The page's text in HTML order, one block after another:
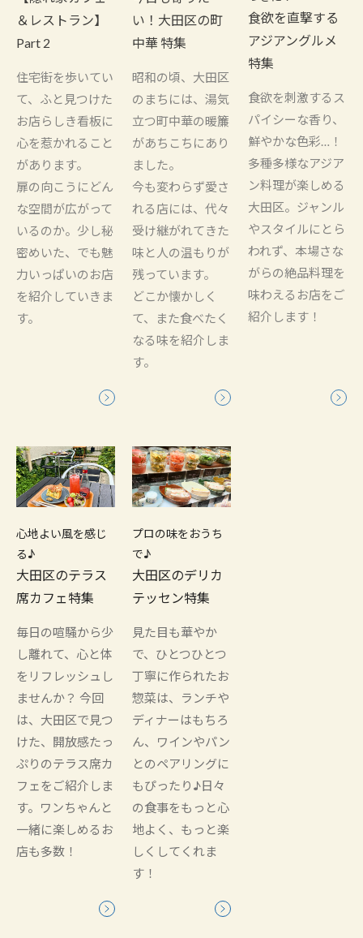
＆レストラン】
Part 2
住宅街を歩いてい
て、ふと見つけた
お店らしき看板に
心を惹かれること
があります。
扉の向こうにどん
な空間が広がって
いるのか。少し秘
密めいた、でも魅
力いっぱいのお店
を紹介していきま
す。
い！大田区の町
中華 特集
昭和の頃、大田区
のまちには、湯気
立つ町中華の暖簾
があちこちにあり
ました。
今も変わらず愛さ
れる店には、代々
受け継がれてきた
味と人の温もりが
残っています。
どこか懐かしく
て、また食べたく
なる味を紹介しま
す。
食欲を直撃する
アジアングルメ
特集
食欲を刺激するス
パイシーな香り、
鮮やかな色彩…！
多種多様なアジア
ン料理が楽しめる
大田区。ジャンル
やスタイルにとら
われず、本場さな
がらの絶品料理を
味わえるお店をご
紹介します！
心地よい風を感じ
る♪
大田区のテラス
席カフェ特集
毎日の喧騒から少
し離れて、心と体
をリフレッシュし
ませんか？ 今回
は、大田区で見つ
けた、開放感たっ
ぷりのテラス席カ
フェをご紹介しま
す。ワンちゃんと
一緒に楽しめるお
店も多数！
プロの味をおうち
で♪
大田区のデリカ
テッセン特集
見た目も華やか
で、ひとつひとつ
丁寧に作られたお
惣菜は、ランチや
ディナーはもちろ
ん、ワインやパン
とのペアリングに
もぴったり♪日々
の食事をもっと心
地よく、もっと楽
しくしてくれま
す！